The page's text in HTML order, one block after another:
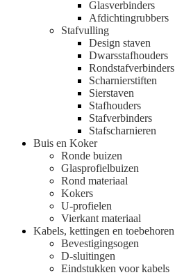
Glasverbinders
Afdichtingrubbers
Stafvulling
Design staven
Dwarsstafhouders
Rondstafverbinders
Scharnierstiften
Sierstaven
Stafhouders
Stafverbinders
Stafscharnieren
Buis en Koker
Ronde buizen
Glasprofielbuizen
Rond materiaal
Kokers
U-profielen
Vierkant materiaal
Kabels, kettingen en toebehoren
Bevestigingsogen
D-sluitingen
Eindstukken voor kabels